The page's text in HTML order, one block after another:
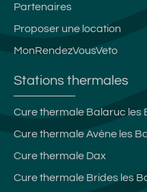
Partenaires
Proposer une location
MonRendezVousVeto
Stations thermales
Cure thermale Balaruc les
Cure thermale Avène les
Cure thermale Dax
Cure thermale Brides les